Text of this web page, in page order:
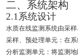
二、系统架构
2.1 系统设计
水质在线监测系统由采
采样、预处理单元：在
分析监测单元：将监测